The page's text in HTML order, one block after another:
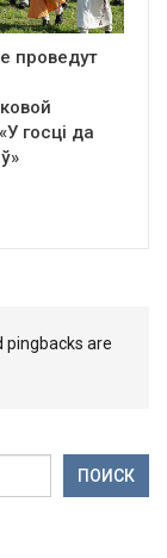
проведут
госці да
pingbacks are
ПОИСК